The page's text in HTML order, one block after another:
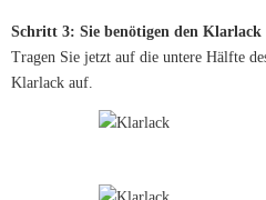
Schritt 3: Sie benötigen den Klarlack
Tragen Sie jetzt auf die untere Hälfte
Klarlack auf.